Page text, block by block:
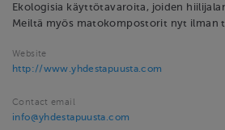
Ekologisia käyttötavaroita, joiden
Meiltä myös matokompostorit nyt ilman
Website
http://www.yhdestapuusta.com
Contact email
info@yhdestapuusta.com